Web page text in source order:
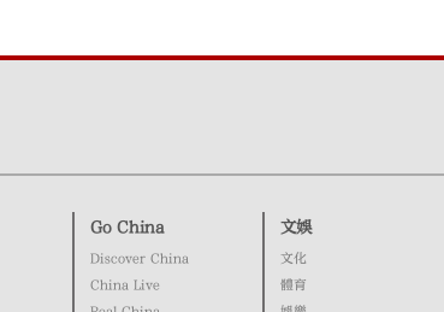
Go China
Discover China
China Live
文娛
文化
體育